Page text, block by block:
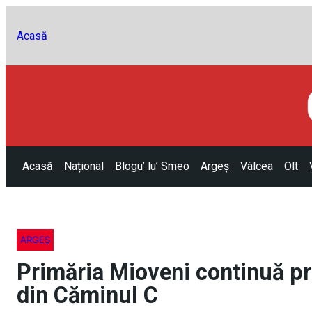
Acasă
Acasă Național Blogu’ lu’ Smeo Argeș Vâlcea Olt
ARGEȘ
Primăria Mioveni continuă
din Căminul C